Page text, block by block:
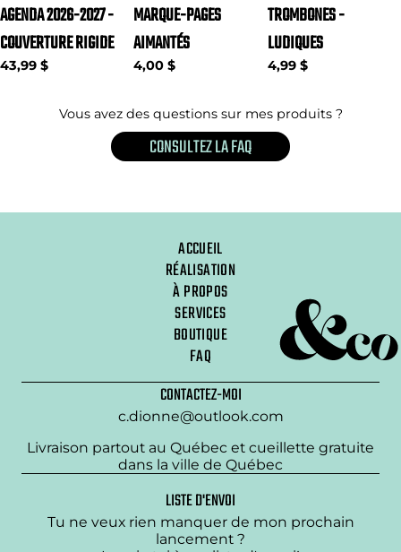
AGENDA 2026-2027 -
COUVERTURE RIGIDE
43,99 $
MARQUE-PAGES
AIMANTÉS
4,00 $
TROMBONES -
LUDIQUES
4,99 $
Vous avez des questions sur mes produits ?
CONSULTEZ LA FAQ
ACCUEIL
RÉALISATION
À PROPOS
SERVICES
BOUTIQUE
FAQ
CONTACTEZ-MOI
c.dionne@outlook.com
Livraison partout au Québec et cueillette gratuite
dans la ville de Québec
LISTE D'ENVOI
Tu ne veux rien manquer de mon prochain
lancement ?